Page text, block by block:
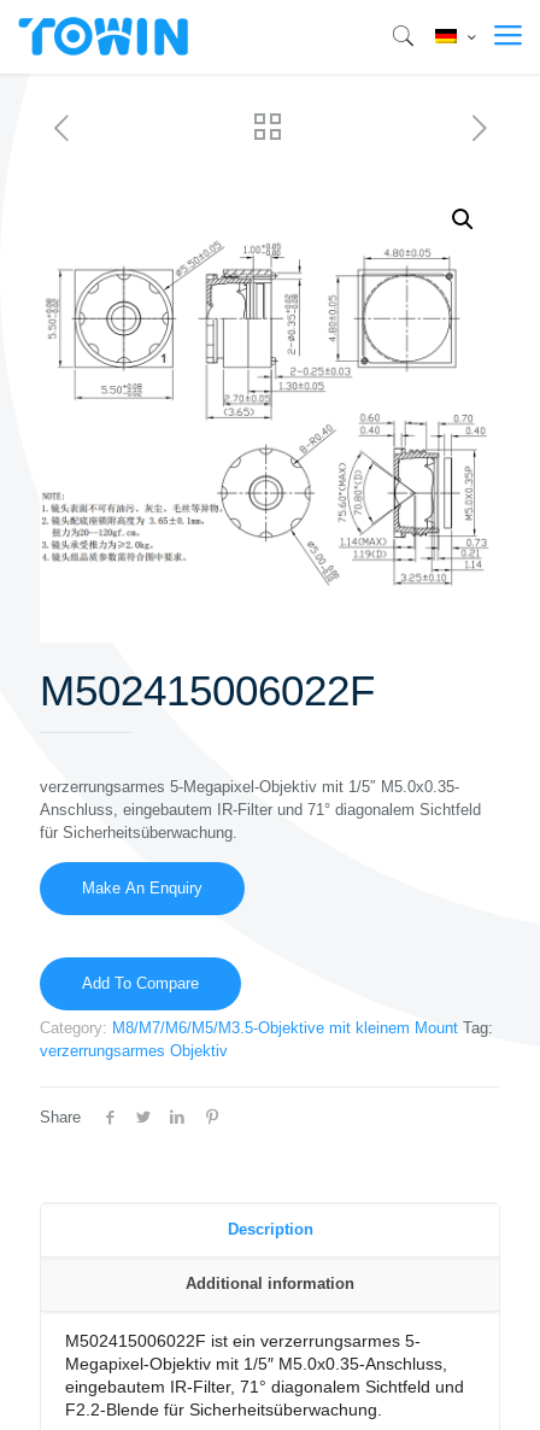
M502415006022F
verzerrungsarmes 5-Megapixel-Objektiv mit 1/5″ M5.0x0.35-
Anschluss, eingebautem IR-Filter und 71° diagonalem Sichtfeld
für Sicherheitsüberwachung.
Add To Compare
Category: M8/M7/M6/M5/M3.5-Objektive mit kleinem Mount Tag:
verzerrungsarmes Objektiv
Share
Description
Additional information
M502415006022F ist ein verzerrungsarmes 5-
Megapixel-Objektiv mit 1/5″ M5.0x0.35-Anschluss,
eingebautem IR-Filter, 71° diagonalem Sichtfeld und
F2.2-Blende für Sicherheitsüberwachung.